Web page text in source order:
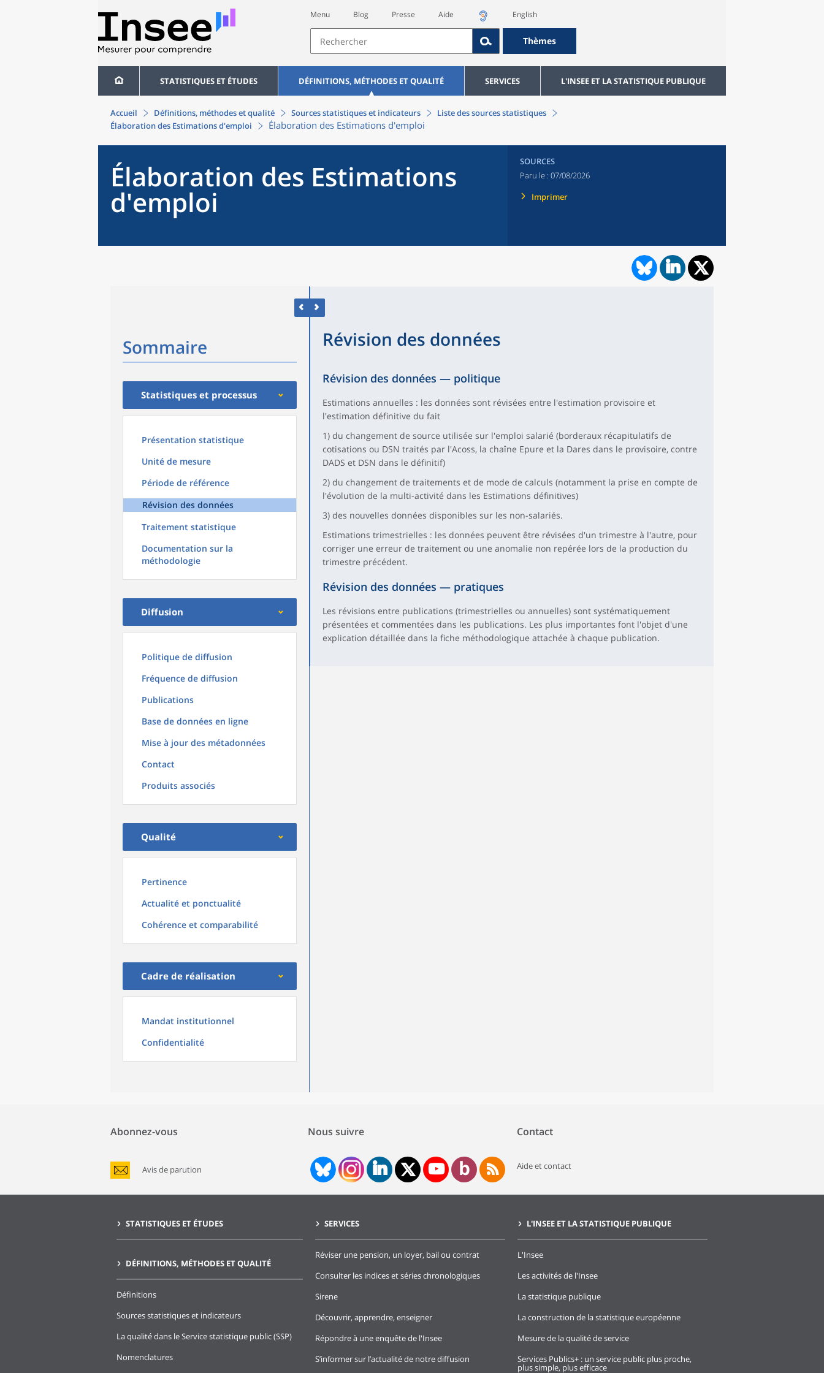
Menu Blog Presse Aide English
Thèmes
STATISTIQUES ET ÉTUDES DÉFINITIONS, MÉTHODES ET QUALITÉ SERVICES L'INSEE ET LA STATISTIQUE PUBLIQUE
Accueil Définitions, méthodes et qualité Sources statistiques et indicateurs
Liste des sources statistiques
Élaboration des Estimations d'emploi
Élaboration des Estimations d'emploi
Élaboration des Estimations
d'emploi
SOURCES
Paru le : 07/08/2026
Imprimer
Sommaire
Statistiques et processus
Présentation statistique
Unité de mesure
Période de référence
Révision des données
Traitement statistique
Documentation sur la
méthodologie
Diffusion
Politique de diffusion
Fréquence de diffusion
Publications
Base de données en ligne
Mise à jour des métadonnées
Contact
Produits associés
Qualité
Pertinence
Actualité et ponctualité
Cohérence et comparabilité
Cadre de réalisation
Mandat institutionnel
Confidentialité
Révision des données
Révision des données — politique
Estimations annuelles : les données sont révisées entre l'estimation provisoire et
l'estimation définitive du fait
1) du changement de source utilisée sur l'emploi salarié (borderaux récapitulatifs de
cotisations ou DSN traités par l'Acoss, la chaîne Epure et la Dares dans le provisoire, contre
DADS et DSN dans le définitif)
2) du changement de traitements et de mode de calculs (notamment la prise en compte de
l'évolution de la multi-activité dans les Estimations définitives)
3) des nouvelles données disponibles sur les non-salariés.
Estimations trimestrielles : les données peuvent être révisées d'un trimestre à l'autre, pour
corriger une erreur de traitement ou une anomalie non repérée lors de la production du
trimestre précédent.
Révision des données — pratiques
Les révisions entre publications (trimestrielles ou annuelles) sont systématiquement
présentées et commentées dans les publications. Les plus importantes font l'objet d'une
explication détaillée dans la fiche méthodologique attachée à chaque publication.
Abonnez-vous
Avis de parution
Nous suivre Contact
Aide et contact
STATISTIQUES ET ÉTUDES
DÉFINITIONS, MÉTHODES ET QUALITÉ
Définitions
Sources statistiques et indicateurs
La qualité dans le Service statistique public (SSP)
Nomenclatures
SERVICES
Réviser une pension, un loyer, bail ou contrat
Consulter les indices et séries chronologiques
Sirene
Découvrir, apprendre, enseigner
Répondre à une enquête de l'Insee
S’informer sur l’actualité de notre diffusion
L'INSEE ET LA STATISTIQUE PUBLIQUE
L'Insee
Les activités de l'Insee
La statistique publique
La construction de la statistique européenne
Mesure de la qualité de service
Services Publics+ : un service public plus proche,
plus simple, plus efficace